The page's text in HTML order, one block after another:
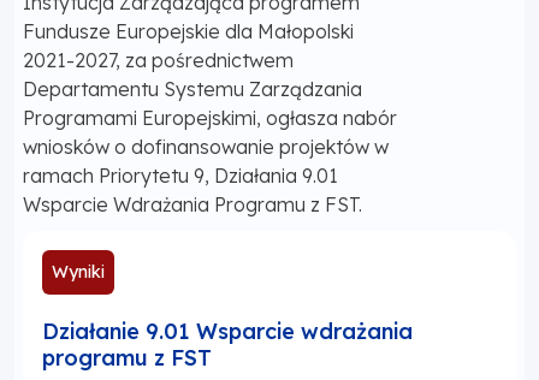
Fundusze Europejskie dla Małopolski
2021-2027, za pośrednictwem
Departamentu Systemu Zarządzania
Programami Europejskimi, ogłasza nabór
wniosków o dofinansowanie projektów w
ramach Priorytetu 9, Działania 9.01
Wsparcie Wdrażania Programu z FST.
Wyniki
Działanie 9.01 Wsparcie wdrażania
programu z FST